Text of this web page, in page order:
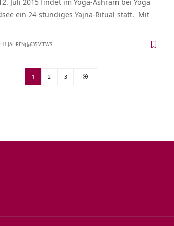
ein 24-stündiges Yajna-Ritual statt. Mit
11 JAHREN 635 VIEWS
1 2 3